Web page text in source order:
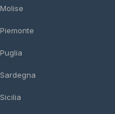
Molise
Piemonte
Puglia
Sardegna
Sicilia